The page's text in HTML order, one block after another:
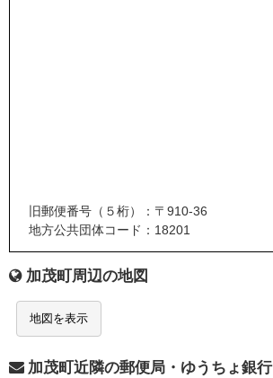
旧郵便番号（５桁）：〒910-36
地方公共団体コード：18201
加茂町周辺の地図
地図を表示
加茂町近隣の郵便局・ゆうちょ銀行